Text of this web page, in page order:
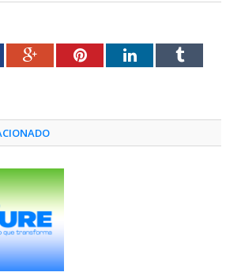
Google+PinterestLinkedInTumblr